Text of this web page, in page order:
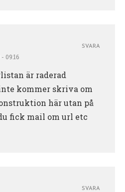
09:16
är raderad
kommer skriva om
här utan på
fick mail om url etc
SVARA
SVARA